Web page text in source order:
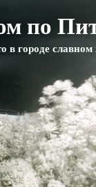
по
в городе